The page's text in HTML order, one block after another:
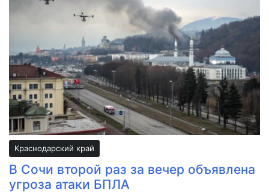
Краснодарский край
В Сочи второй раз за вечер объявлена
угроза атаки БПЛА